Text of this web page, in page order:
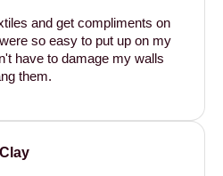
and get compliments on
so easy to put up on my
have to damage my walls
them.